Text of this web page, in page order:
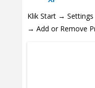
Klik Start →
→ Add or Remove